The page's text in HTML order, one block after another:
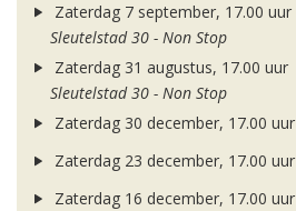
Zaterdag 7 september, 17.00 uur
Sleutelstad 30 - Non Stop
Zaterdag 31 augustus, 17.00 uur
Sleutelstad 30 - Non Stop
Zaterdag 30 december, 17.00 uur
Zaterdag 23 december, 17.00 uur
Zaterdag 16 december, 17.00 uur